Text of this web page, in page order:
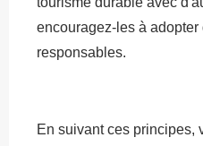
encouragez-les à adopter
responsables.
En suivant ces principes,